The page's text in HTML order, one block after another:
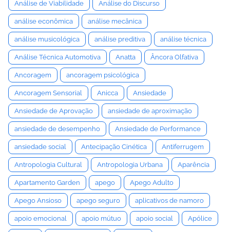
Análise de Viabilidade Análise do Discurso
análise econômica análise mecânica
análise musicológica análise preditiva análise técnica
Análise Técnica Automotiva Anatta Âncora Olfativa
Ancoragem ancoragem psicológica
Ancoragem Sensorial Anicca Ansiedade
Ansiedade de Aprovação ansiedade de aproximação
ansiedade de desempenho Ansiedade de Performance
ansiedade social Antecipação Cinética Antiferrugem
Antropologia Cultural Antropologia Urbana Aparência
Apartamento Garden apego Apego Adulto
Apego Ansioso apego seguro aplicativos de namoro
apoio emocional apoio mútuo apoio social Apólice